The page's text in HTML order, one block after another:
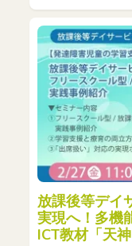
放課後等デイ
実現へ！多機
ICT教材「天